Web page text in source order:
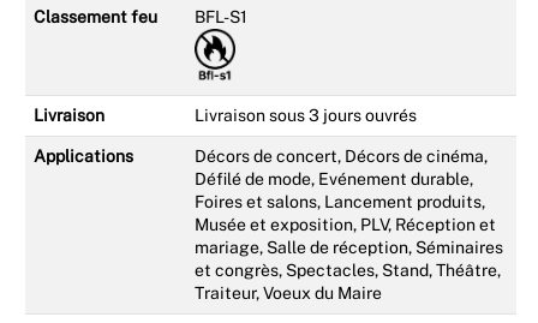
Classement feu BFL-S1
Livraison Livraison sous 3 jours ouvrés
Applications
Décors de concert, Décors de cinéma,
Défilé de mode, Evénement durable,
Foires et salons, Lancement produits,
Musée et exposition, PLV, Réception et
mariage, Salle de réception, Séminaires
et congrès, Spectacles, Stand, Théâtre,
Traiteur, Voeux du Maire